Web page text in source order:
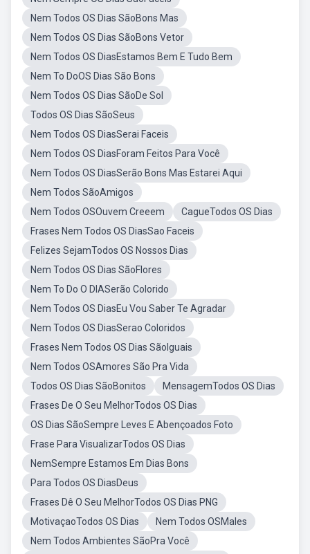
Nem Todos OS Dias SãoBons Mas
Nem Todos OS Dias SãoBons Vetor
Nem Todos OS DiasEstamos Bem E Tudo Bem
Nem To DoOS Dias São Bons
Nem Todos OS Dias SãoDe Sol
Todos OS Dias SãoSeus
Nem Todos OS DiasSerai Faceis
Nem Todos OS DiasForam Feitos Para Você
Nem Todos OS DiasSerão Bons Mas Estarei Aqui
Nem Todos SãoAmigos
Nem Todos OSOuvem Creeem
CagueTodos OS Dias
Frases Nem Todos OS DiasSao Faceis
Felizes SejamTodos OS Nossos Dias
Nem Todos OS Dias SãoFlores
Nem To Do O DIASerão Colorido
Nem Todos OS DiasEu Vou Saber Te Agradar
Nem Todos OS DiasSerao Coloridos
Frases Nem Todos OS Dias SãoIguais
Nem Todos OSAmores São Pra Vida
Todos OS Dias SãoBonitos
MensagemTodos OS Dias
Frases De O Seu MelhorTodos OS Dias
OS Dias SãoSempre Leves E Abençoados Foto
Frase Para VisualizarTodos OS Dias
NemSempre Estamos Em Dias Bons
Para Todos OS DiasDeus
Frases Dê O Seu MelhorTodos OS Dias PNG
MotivaçaoTodos OS Dias
Nem Todos OSMales
Nem Todos Ambientes SãoPra Você